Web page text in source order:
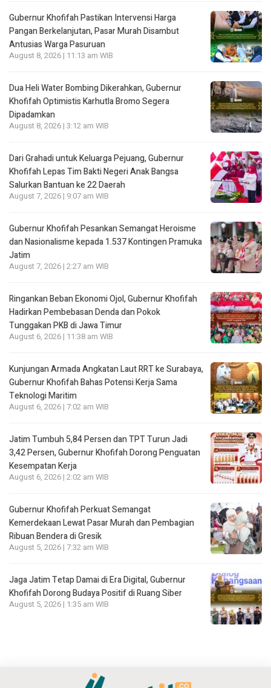
Gubernur Khofifah Pastikan Intervensi Harga
Pangan Berkelanjutan, Pasar Murah Disambut
Antusias Warga Pasuruan
August 8, 2026 | 11:13 am WIB
Dua Heli Water Bombing Dikerahkan, Gubernur
Khofifah Optimistis Karhutla Bromo Segera
Dipadamkan
August 8, 2026 | 3:12 am WIB
Dari Grahadi untuk Keluarga Pejuang, Gubernur
Khofifah Lepas Tim Bakti Negeri Anak Bangsa
Salurkan Bantuan ke 22 Daerah
August 7, 2026 | 9:07 am WIB
Gubernur Khofifah Pesankan Semangat Heroisme
dan Nasionalisme kepada 1.537 Kontingen Pramuka
Jatim
August 7, 2026 | 2:27 am WIB
Ringankan Beban Ekonomi Ojol, Gubernur Khofifah
Hadirkan Pembebasan Denda dan Pokok
Tunggakan PKB di Jawa Timur
August 6, 2026 | 11:38 am WIB
Kunjungan Armada Angkatan Laut RRT ke Surabaya,
Gubernur Khofifah Bahas Potensi Kerja Sama
Teknologi Maritim
August 6, 2026 | 7:02 am WIB
Jatim Tumbuh 5,84 Persen dan TPT Turun Jadi
3,42 Persen, Gubernur Khofifah Dorong Penguatan
Kesempatan Kerja
August 6, 2026 | 2:02 am WIB
Gubernur Khofifah Perkuat Semangat
Kemerdekaan Lewat Pasar Murah dan Pembagian
Ribuan Bendera di Gresik
August 5, 2026 | 7:32 am WIB
Jaga Jatim Tetap Damai di Era Digital, Gubernur
Khofifah Dorong Budaya Positif di Ruang Siber
August 5, 2026 | 1:35 am WIB